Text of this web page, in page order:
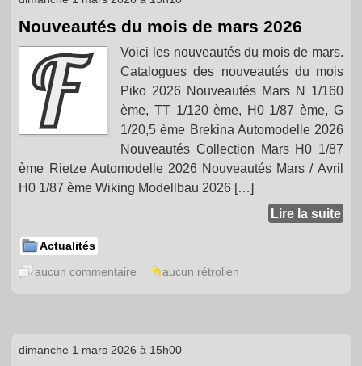
Nouveautés du mois de mars 2026
Voici les nouveautés du mois de mars.
Catalogues des nouveautés du mois
Piko 2026 Nouveautés Mars N 1/160
ème, TT 1/120 ème, H0 1/87 ème, G
1/20,5 ème Brekina Automodelle 2026
Nouveautés Collection Mars H0 1/87
ème Rietze Automodelle 2026 Nouveautés Mars / Avril
H0 1/87 ème Wiking Modellbau 2026 […]
Lire la suite
Actualités
aucun commentaire aucun rétrolien
dimanche 1 mars 2026 à 15h00